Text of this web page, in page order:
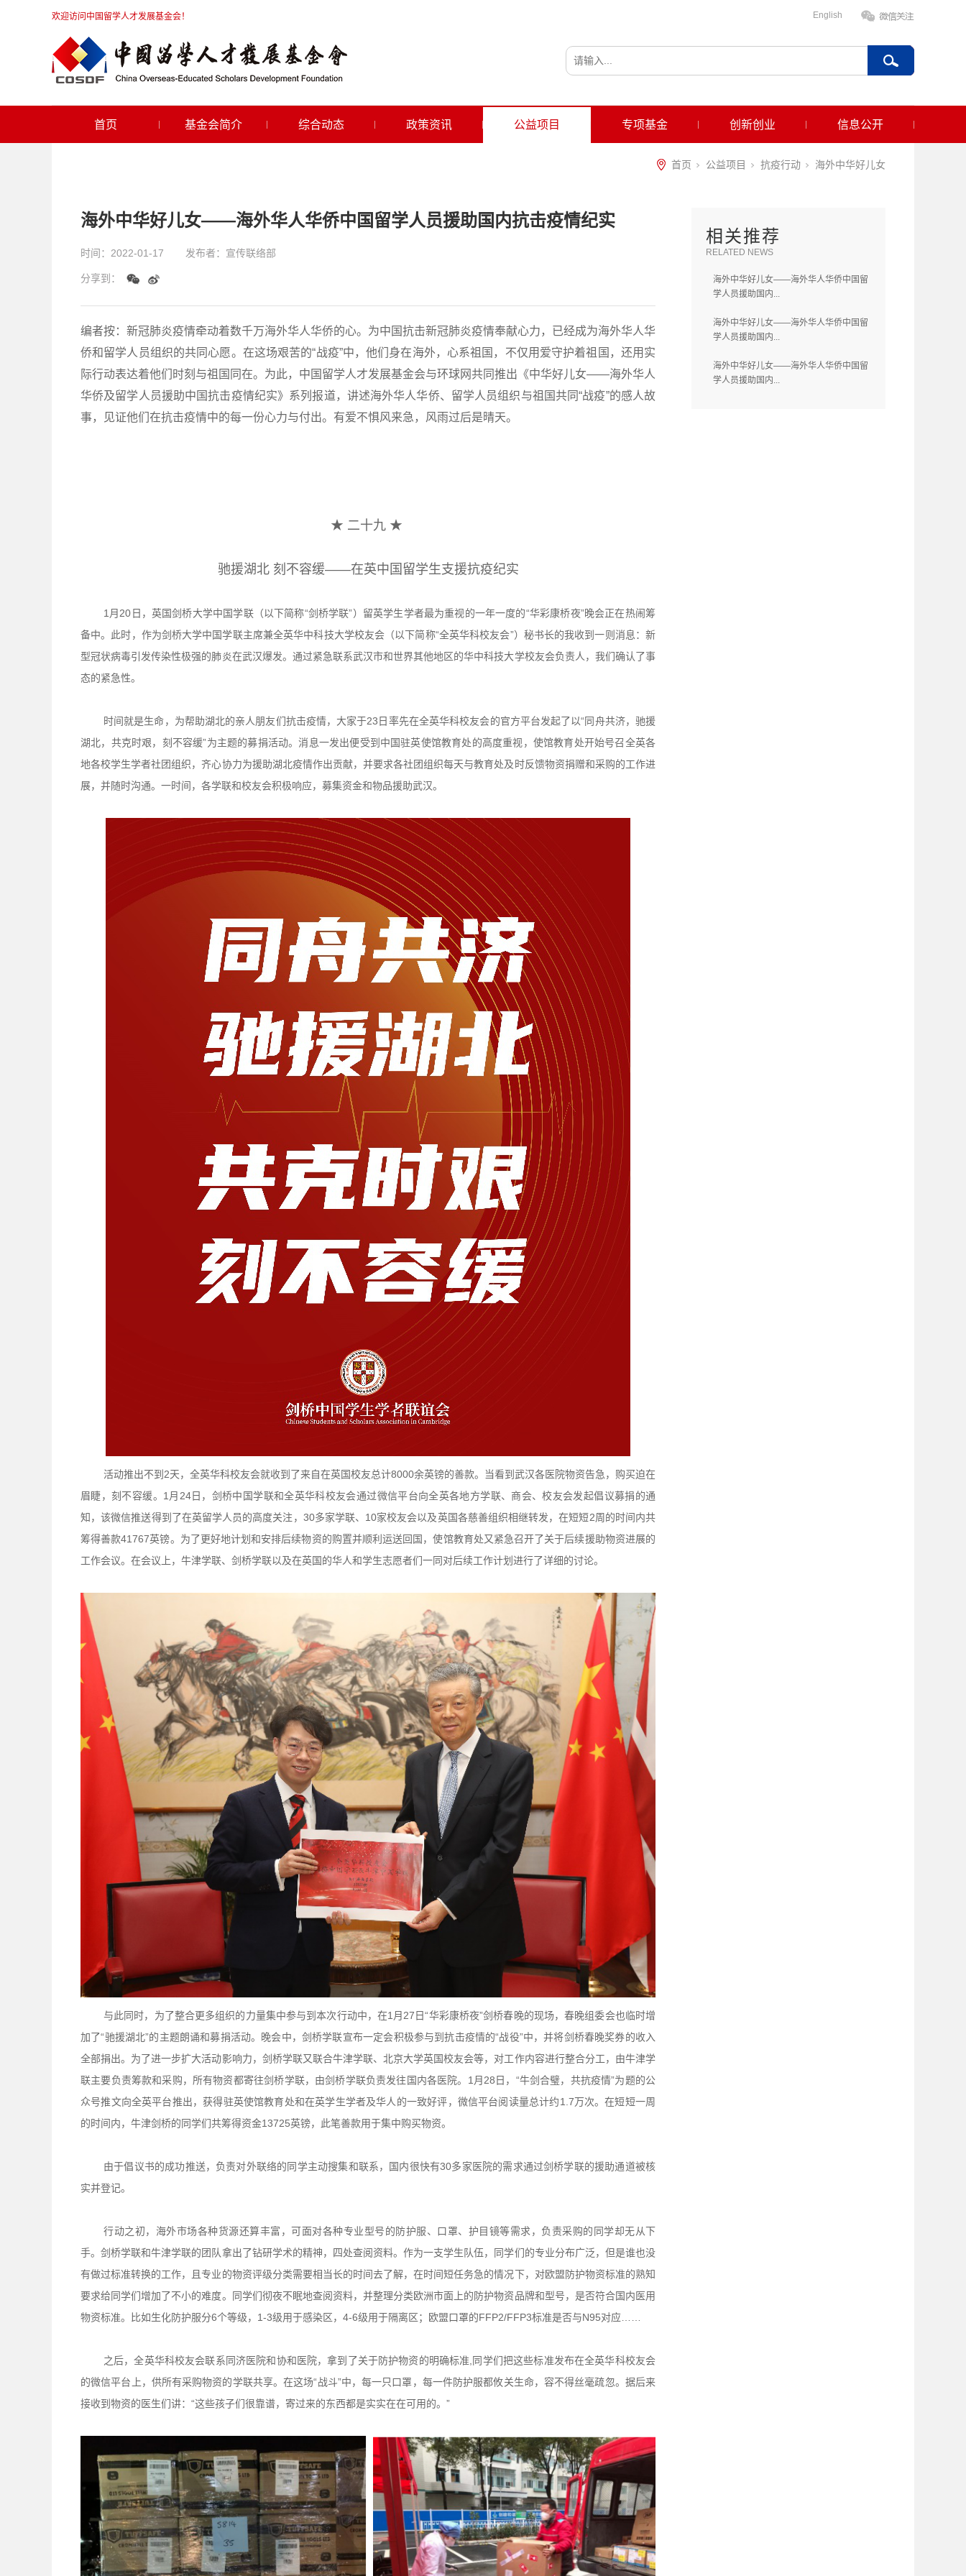
欢迎访问中国留学人才发展基金会！ English
首页 基金会简介 综合动态 政策资讯 公益项目 专项基金 创新创业 信息公开
首页 公益项目 抗疫行动 海外中华好儿女
海外中华好儿女——海外华人华侨中国留学人员援助国内抗击疫情纪实
时间： 2022-01-17 发布者： 宣传联络部
分享到：
编者按：新冠肺炎疫情牵动着数千万海外华人华侨的心。为中国抗击新冠肺炎疫情奉献心力，已经成为海外华人华
侨和留学人员组织的共同心愿。在这场艰苦的“战疫”中，他们身在海外，心系祖国，不仅用爱守护着祖国，还用实
际行动表达着他们时刻与祖国同在。为此，中国留学人才发展基金会与环球网共同推出《中华好儿女——海外华人
华侨及留学人员援助中国抗击疫情纪实》系列报道，讲述海外华人华侨、留学人员组织与祖国共同“战疫”的感人故
事，见证他们在抗击疫情中的每一份心力与付出。有爱不惧风来急，风雨过后是晴天。
★ 二十九 ★
驰援湖北 刻不容缓——在英中国留学生支援抗疫纪实
1月20日，英国剑桥大学中国学联（以下简称“剑桥学联”）留英学生学者最为重视的一年一度的“华彩康桥夜”晚会正在热闹筹
备中。此时，作为剑桥大学中国学联主席兼全英华中科技大学校友会（以下简称“全英华科校友会”）秘书长的我收到一则消息：新
型冠状病毒引发传染性极强的肺炎在武汉爆发。通过紧急联系武汉市和世界其他地区的华中科技大学校友会负责人，我们确认了事
态的紧急性。
时间就是生命，为帮助湖北的亲人朋友们抗击疫情，大家于23日率先在全英华科校友会的官方平台发起了以“同舟共济，驰援
湖北，共克时艰，刻不容缓”为主题的募捐活动。消息一发出便受到中国驻英使馆教育处的高度重视，使馆教育处开始号召全英各
地各校学生学者社团组织，齐心协力为援助湖北疫情作出贡献，并要求各社团组织每天与教育处及时反馈物资捐赠和采购的工作进
展，并随时沟通。一时间，各学联和校友会积极响应，募集资金和物品援助武汉。
活动推出不到2天，全英华科校友会就收到了来自在英国校友总计8000余英镑的善款。当看到武汉各医院物资告急，购买迫在
眉睫，刻不容缓。1月24日，剑桥中国学联和全英华科校友会通过微信平台向全英各地方学联、商会、校友会发起倡议募捐的通
知，该微信推送得到了在英留学人员的高度关注，30多家学联、10家校友会以及英国各慈善组织相继转发，在短短2周的时间内共
筹得善款41767英镑。为了更好地计划和安排后续物资的购置并顺利运送回国，使馆教育处又紧急召开了关于后续援助物资进展的
工作会议。在会议上，牛津学联、剑桥学联以及在英国的华人和学生志愿者们一同对后续工作计划进行了详细的讨论。
与此同时，为了整合更多组织的力量集中参与到本次行动中，在1月27日“华彩康桥夜”剑桥春晚的现场，春晚组委会也临时增
加了“驰援湖北”的主题朗诵和募捐活动。晚会中，剑桥学联宣布一定会积极参与到抗击疫情的“战役”中，并将剑桥春晚奖券的收入
全部捐出。为了进一步扩大活动影响力，剑桥学联又联合牛津学联、北京大学英国校友会等，对工作内容进行整合分工，由牛津学
联主要负责筹款和采购，所有物资都寄往剑桥学联，由剑桥学联负责发往国内各医院。1月28日，“牛剑合璧，共抗疫情”为题的公
众号推文向全英平台推出，获得驻英使馆教育处和在英学生学者及华人的一致好评，微信平台阅读量总计约1.7万次。在短短一周
的时间内，牛津剑桥的同学们共筹得资金13725英镑，此笔善款用于集中购买物资。
由于倡议书的成功推送，负责对外联络的同学主动搜集和联系，国内很快有30多家医院的需求通过剑桥学联的援助通道被核
实并登记。
行动之初，海外市场各种货源还算丰富，可面对各种专业型号的防护服、口罩、护目镜等需求，负责采购的同学却无从下
手。剑桥学联和牛津学联的团队拿出了钻研学术的精神，四处查阅资料。作为一支学生队伍，同学们的专业分布广泛，但是谁也没
有做过标准转换的工作，且专业的物资评级分类需要相当长的时间去了解，在时间短任务急的情况下，对欧盟防护物资标准的熟知
要求给同学们增加了不小的难度。同学们彻夜不眠地查阅资料，并整理分类欧洲市面上的防护物资品牌和型号，是否符合国内医用
物资标准。比如生化防护服分6个等级，1-3级用于感染区，4-6级用于隔离区；欧盟口罩的FFP2/FFP3标准是否与N95对应……
之后，全英华科校友会联系同济医院和协和医院，拿到了关于防护物资的明确标准,同学们把这些标准发布在全英华科校友会
的微信平台上，供所有采购物资的学联共享。在这场“战斗”中，每一只口罩，每一件防护服都攸关生命，容不得丝毫疏忽。据后来
接收到物资的医生们讲：“这些孩子们很靠谱，寄过来的东西都是实实在在可用的。”
相关推荐
RELATED NEWS
海外中华好儿女——海外华人华侨中国留
学人员援助国内...
海外中华好儿女——海外华人华侨中国留
学人员援助国内...
海外中华好儿女——海外华人华侨中国留
学人员援助国内...